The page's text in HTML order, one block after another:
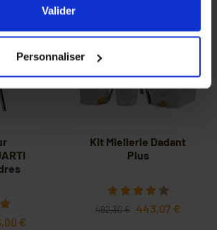
de notre site ainsi que ceux de
pouvez également choisir les
Valider
Personnaliser
€
Kit Miellerie Dadant
Plus
492,30 € 443,07 €